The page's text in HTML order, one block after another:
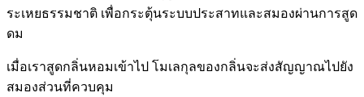
ระเหยธรรมชาติ เพื่อกระตุ้นระบบประสาทและสมองผ่านการสูด
ดม
เมื่อเราสูดกลิ่นหอมเข้าไป โมเลกุลของกลิ่นจะส่งสัญญาณไปยัง
สมองส่วนที่ควบคุม